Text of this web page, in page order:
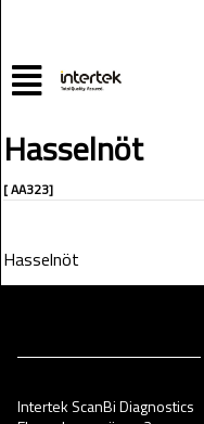
Hasselnöt
[ AA323]
Hasselnöt
Intertek ScanBi Diagnostics